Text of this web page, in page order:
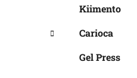
Kiimento
Carioca
Gel Press